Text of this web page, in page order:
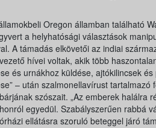
Oregon államban található
a helyhatósági választások
A támadás elkövetői az indiai
hívei voltak, akik több
és urnákhoz küldése, ajtókilincsek
– után szalmonellavírust tartalmazó
szószait. „Az emberek halálra
egyedül. Szabályszerűen rabbá
ellátásra szoruló beteggel járó